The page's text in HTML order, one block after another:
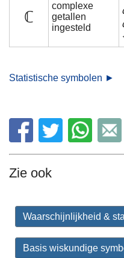
ℂ
complexe
getallen
ingesteld
Statistische symbolen ►
Zie ook
Waarschijnlijkheid &
Basis wiskundige